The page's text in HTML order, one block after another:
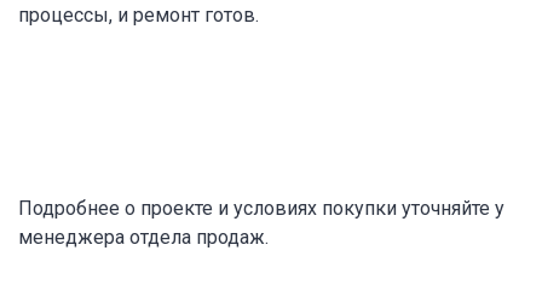
процессы, и ремонт готов.
Подробнее о проекте и условиях покупки уточняйте у
менеджера отдела продаж.